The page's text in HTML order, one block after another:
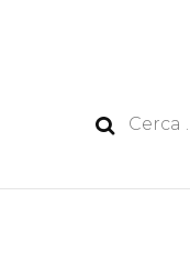
Ricerca